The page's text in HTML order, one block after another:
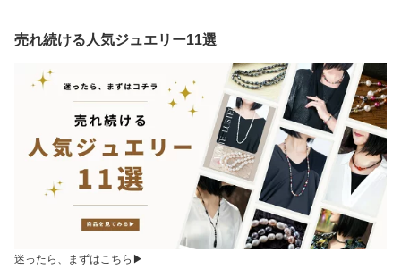
売れ続ける人気ジュエリー11選
迷ったら、まずはこちら▶︎